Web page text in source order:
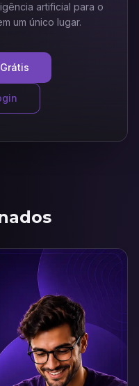
artificial para o
um único lugar.